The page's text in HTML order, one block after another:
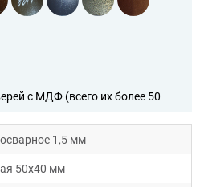
с МДФ (всего их более 50
1,5 мм
50х40 мм